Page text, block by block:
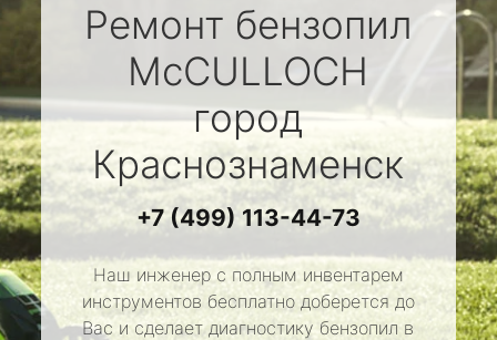
Ремонт бензопил
McCULLOCH
город
Краснознаменск
+7 (499) 113-44-73
Наш инженер с полным инвентарем
инструментов бесплатно доберется до
Вас и сделает диагностику бензопил в